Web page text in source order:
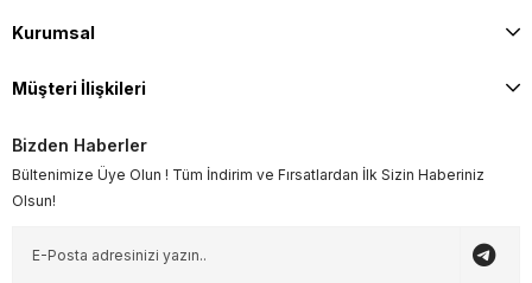
Kurumsal
Müşteri İlişkileri
Bizden Haberler
Bültenimize Üye Olun ! Tüm İndirim ve Fırsatlardan İlk Sizin Haberiniz
Olsun!